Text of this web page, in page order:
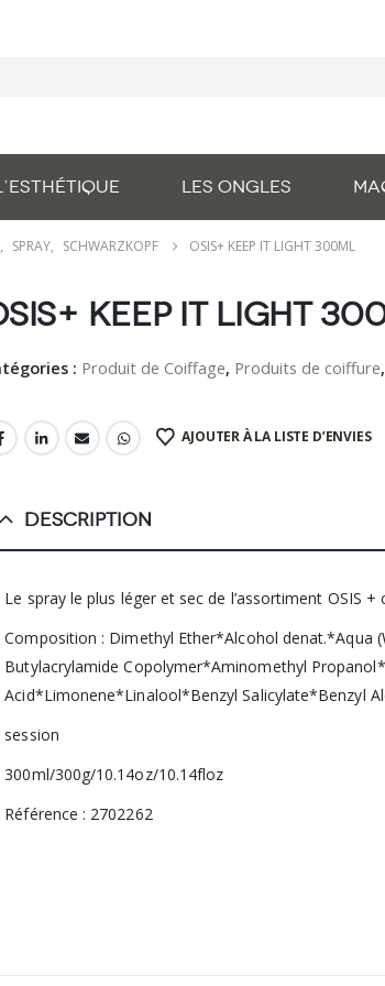
LES ONGLES
, SPRAY, SCHWARZKOPF OSIS+ KEEP IT LIGHT 300ML
Keep It Light
: Produit de Coiffage, Produits de coiffure,
AJOUTER À LA LISTE D’ENVIES
DESCRIPTION
Le spray le plus léger et sec de l’assortiment OSIS
Composition : Dimethyl Ether*Alcohol denat.*Aqua
Butylacrylamide Copolymer*Aminomethyl
Acid*Limonene*Linalool*Benzyl Salicylate*Benzyl
session
300ml/300g/10.14oz/10.14floz
Référence : 2702262